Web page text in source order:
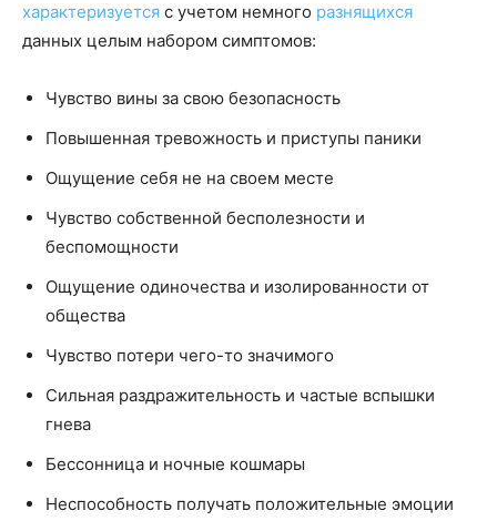
характеризуется с учетом немного разнящихся
данных целым набором симптомов:
Чувство вины за свою безопасность
Повышенная тревожность и приступы паники
Ощущение себя не на своем месте
Чувство собственной бесполезности и
беспомощности
Ощущение одиночества и изолированности от
общества
Чувство потери чего-то значимого
Сильная раздражительность и частые вспышки
гнева
Бессонница и ночные кошмары
Неспособность получать положительные эмоции